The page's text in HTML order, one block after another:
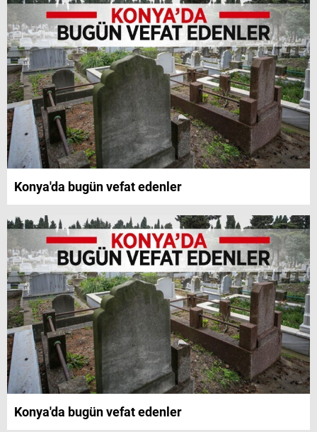
Konya'da bugün vefat edenler
Konya'da bugün vefat edenler